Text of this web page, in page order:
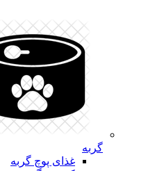
گربه
غذای پوچ گربه